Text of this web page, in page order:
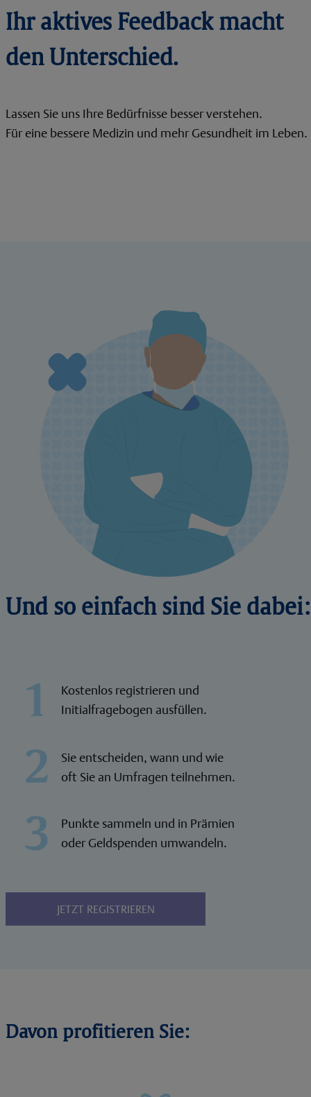
Ihr aktives Feedback macht
den Unterschied.
Lassen Sie uns Ihre Bedürfnisse besser verstehen.
Für eine bessere Medizin und mehr Gesundheit im Leben.
Und so einfach sind Sie dabei:
Kostenlos registrieren und
Initialfragebogen ausfüllen.
Sie entscheiden, wann und wie
oft Sie an Umfragen teilnehmen.
Punkte sammeln und in Prämien
oder Geldspenden umwandeln.
JETZT REGISTRIEREN
Davon profitieren Sie: